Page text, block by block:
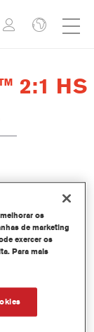
2:1 HS
alto teor de
com
excelente
duradouro,
os tipos de
os
de marketing
exercer os
Para mais